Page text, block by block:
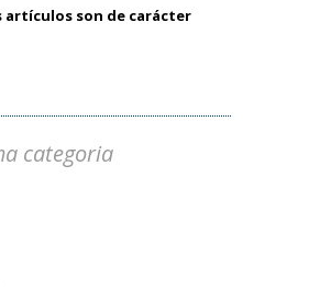
artículos son de carácter
categoria